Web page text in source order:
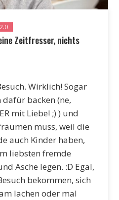
Zeitfresser, nichts
Wirklich! Sogar
dafür backen (ne,
mit Liebe! ;) ) und
muss, weil die
auch Kinder haben,
liebsten fremde
Asche legen. :D Egal,
bekommen, sich
lachen oder mal